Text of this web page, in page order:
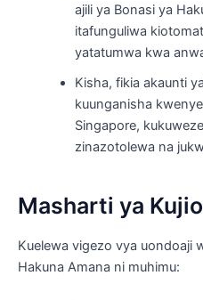
ajili ya Bonasi ya
itafunguliwa
yatatumwa kwa
Kisha, fikia akaunti
kuunganisha
Singapore,
zinazotolewa na
Masharti ya
Kuelewa vigezo vya uondoaji
Hakuna Amana ni muhimu: